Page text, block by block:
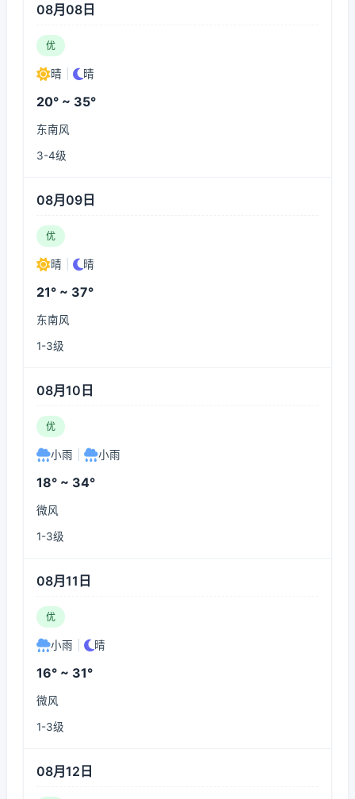
08月08日
优
晴 晴
20° ~ 35°
东南风
3-4级
08月09日
优
晴 晴
21° ~ 37°
东南风
1-3级
08月10日
优
小雨 小雨
18° ~ 34°
微风
1-3级
08月11日
优
小雨 晴
16° ~ 31°
微风
1-3级
08月12日